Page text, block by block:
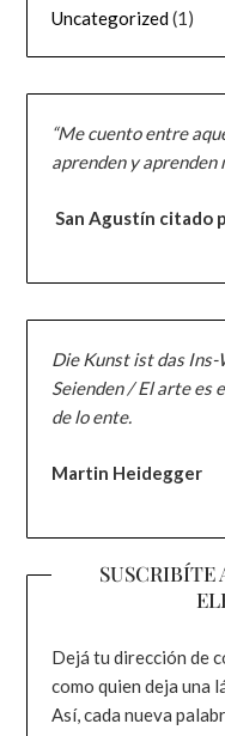
Uncategorized(1)
“Me cuento entre
aprenden y aprenden
San Agustín citado
Die Kunst ist das
Seienden / El arte es
de lo ente.
Martin Heidegger
SUSCRIBÍTE
Dejá tu dirección de
como quien deja una
Así, cada nueva